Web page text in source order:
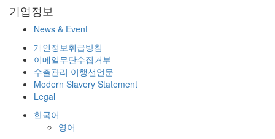
기업정보
News & Event
개인정보취급방침
이메일무단수집거부
수출관리 이행선언문
Modern Slavery Statement
Legal
한국어
영어